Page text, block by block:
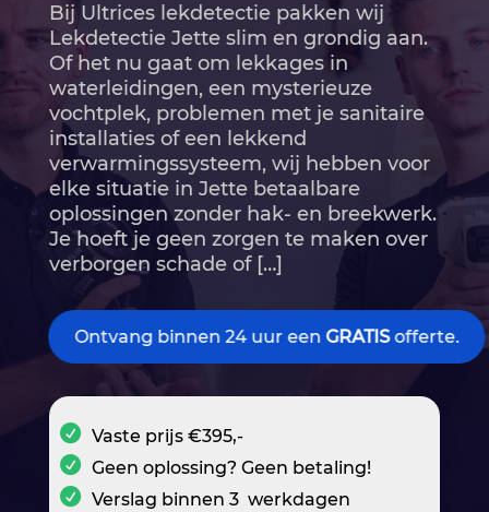
Bij Ultrices lekdetectie pakken wij
Lekdetectie Jette slim en grondig aan.​
Of het nu gaat om lekkages in
waterleidingen, een mysterieuze
vochtplek, problemen met je sanitaire
installaties of een lekkend
verwarmingssysteem, wij hebben voor
elke situatie in Jette betaalbare
oplossingen zonder hak- en breekwerk.​
Je hoeft je geen zorgen te maken over
verborgen schade of […]
Ontvang binnen 24 uur een GRATISofferte.
Vaste prijs €395,-
Geen oplossing? Geen betaling!
Verslag binnen 3 werkdagen